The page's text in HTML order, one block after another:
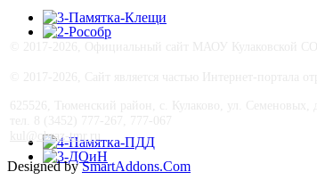
kul@obraz-tmr.ru
Designed bySmartAddons.Com